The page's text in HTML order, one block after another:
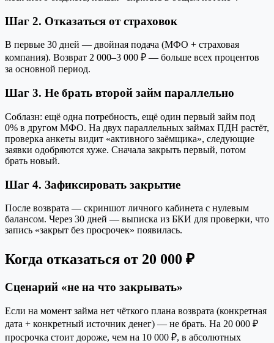
Шаг 2. Отказаться от страховок
В первые 30 дней — двойная подача (МФО + страховая
компания). Возврат 2 000–3 000 ₽ — больше всех процентов
за основной период.
Шаг 3. Не брать второй займ параллельно
Соблазн: ещё одна потребность, ещё один первый займ под
0% в другом МФО. На двух параллельных займах ПДН растёт,
проверка анкеты видит «активного заёмщика», следующие
заявки одобряются хуже. Сначала закрыть первый, потом
брать новый.
Шаг 4. Зафиксировать закрытие
После возврата — скриншот личного кабинета с нулевым
балансом. Через 30 дней — выписка из БКИ для проверки, что
запись «закрыт без просрочек» появилась.
Когда отказаться от 20 000 ₽
Сценарий «не на что закрывать»
Если на момент займа нет чёткого плана возврата (конкретная
дата + конкретный источник денег) — не брать. На 20 000 ₽
просрочка стоит дороже, чем на 10 000 ₽, в абсолютных